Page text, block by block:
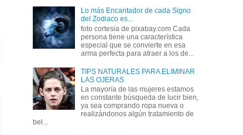
Lo más Encantador de cada Signo
del Zodiaco es...
foto cortesia de pixabay.com Cada
persona tiene una característica
especial que se convierte en esa
arma perfecta para atraer a los de...
TIPS NATURALES PARA ELIMINAR
LAS OJERAS
La mayoría de las mujeres estamos
en constante búsqueda de lucir bien,
ya sea comprando ropa nueva o
realizándonos algún tratamiento de
bel...